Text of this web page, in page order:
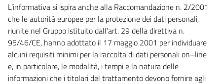
L’informativa si ispira anche alla Raccomandazione n. 2/2001
che le autorità europee per la protezione dei dati personali,
riunite nel Gruppo istituito dall’art. 29 della direttiva n.
95/46/CE, hanno adottato il 17 maggio 2001 per individuare
alcuni requisiti minimi per la raccolta di dati personali on–line
e, in particolare, le modalità, i tempi e la natura delle
informazioni che i titolari del trattamento devono fornire agli